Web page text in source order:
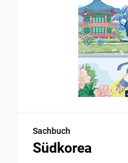
Sachbuch
Südkorea